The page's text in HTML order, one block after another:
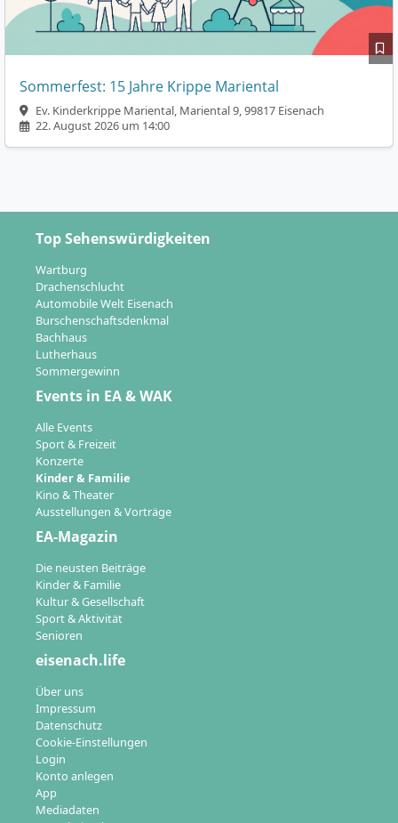
Sommerfest: 15 Jahre Krippe Mariental
Ev. Kinderkrippe Mariental, Mariental 9, 99817 Eisenach
22. August 2026 um 14:00
Top Sehenswürdigkeiten
Wartburg
Drachenschlucht
Automobile Welt Eisenach
Burschenschaftsdenkmal
Bachhaus
Lutherhaus
Sommergewinn
Events in EA & WAK
Alle Events
Sport & Freizeit
Konzerte
Kinder & Familie
Kino & Theater
Ausstellungen & Vorträge
EA-Magazin
Die neusten Beiträge
Kinder & Familie
Kultur & Gesellschaft
Sport & Aktivität
Senioren
eisenach.life
Über uns
Impressum
Datenschutz
Cookie-Einstellungen
Login
Konto anlegen
App
Mediadaten